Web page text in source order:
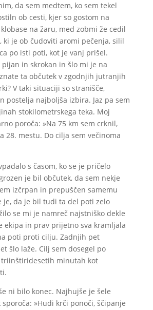
da sem medtem, ko sem tekel
ob cesti, kjer so gostom na
na žaru, med zobmi že cedil
ki je ob čudoviti aromi pečenja, silil
po isti poti, kot je vanj prišel.
pijan in skrokan in šlo mi je na
ta občutek v zgodnjih jutranjih
V taki situaciji so stranišče,
postelja najboljša izbira. Jaz pa sem
stokilometrskega teka. Moj
poroča: »Na 75 km sem crknil,
28. mestu. Do cilja sem večinoma
s časom, ko se je pričelo
je bil občutek, da sem nekje
izčrpan in prepuščen samemu
je, da je bil tudi ta del poti zelo
se mi je namreč najstniško dekle
ekipa in prav prijetno sva kramljala
poti proti cilju. Zadnjih pet
šlo laže. Cilj sem dosegel po
minutah kot
ni bilo konec. Najhujše je šele
»Hudi krči ponoči, ščipanje